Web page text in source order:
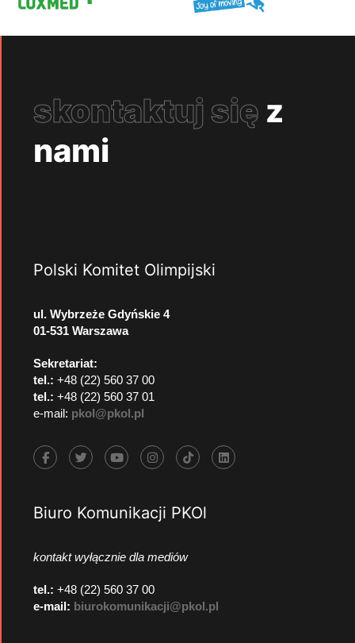
skontaktuj się z
nami
Polski Komitet Olimpijski
ul. Wybrzeże Gdyńskie 4
01-531 Warszawa
Sekretariat:
tel.: +48 (22) 560 37 00
tel.: +48 (22) 560 37 01
e-mail: pkol@pkol.pl
Biuro Komunikacji PKOl
kontakt wyłącznie dla mediów
tel.: +48 (22) 560 37 00
e-mail: biurokomunikacji@pkol.pl